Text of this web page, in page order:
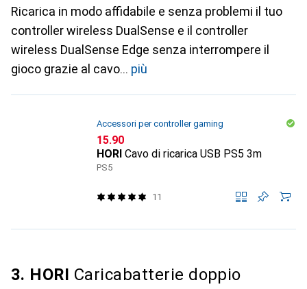
Ricarica in modo affidabile e senza problemi il tuo
controller wireless DualSense e il controller
wireless DualSense Edge senza interrompere il
gioco grazie al cavo
più
Accessori per controller gaming
CHF
15.90
HORI Cavo di ricarica USB PS5 3m
PS5
11
3. HORI Caricabatterie doppio